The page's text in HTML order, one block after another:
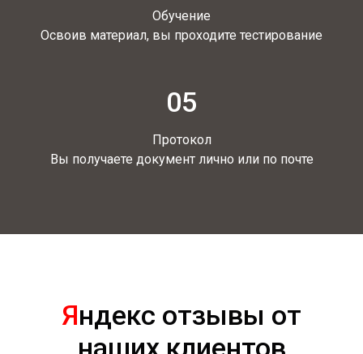
Обучение
Освоив материал, вы проходите тестирование
05
Протокол
Вы получаете документ лично или по почте
Яндекс отзывы от
наших клиентов